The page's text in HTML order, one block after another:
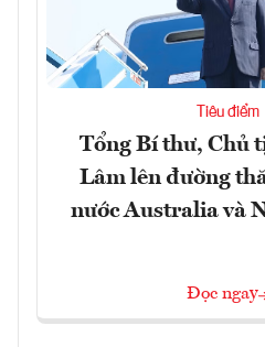
Tiêu điểm
Tổng Bí thư, Chủ
Lâm lên đường
nước Australia và
Đọc ngay